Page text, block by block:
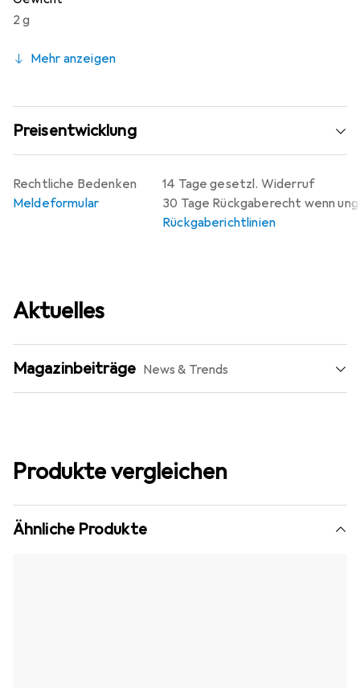
2 g
Mehr anzeigen
Preisentwicklung
14 Tage gesetzl. Widerruf
30 Tage Rückgaberecht wenn
Rückgaberichtlinien
Rechtliche Bedenken
Meldeformular
Aktuelles
Magazinbeiträge News & Trends
Produkte vergleichen
Ähnliche Produkte